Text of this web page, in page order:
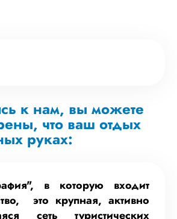
к нам, вы можете
что ваш отдых
руках:
в которую входит
это крупная, активно
сеть туристических